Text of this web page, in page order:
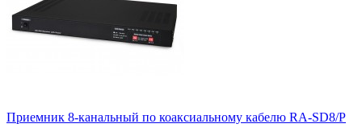
Приемник 8-канальный по коаксиальному кабелю RA-SD8/P